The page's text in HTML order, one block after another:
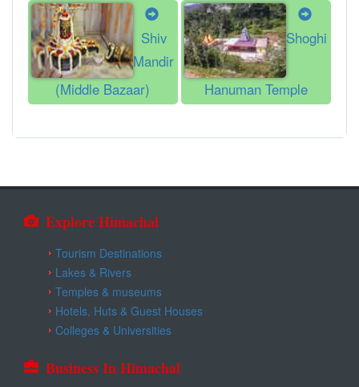
Shiv
Mandir
(Middle Bazaar)
Shoghi
Hanuman Temple
Explore Himachal
Tourism Destinations
Lakes & Rivers
Temples & museums
Hotels, Huts & Guest Houses
Colleges & Universities
Business In Himachal